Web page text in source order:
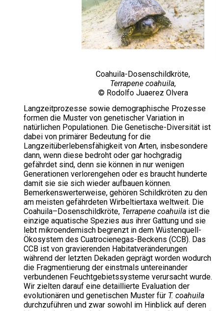
Coahuila-Dosenschildkröte,
Terrapene coahuila,
© Rodolfo Juaerez Olvera
Langzeitprozesse sowie demographische Prozesse
formen die Muster von genetischer Variation in
natürlichen Populationen. Die Genetische-Diversität ist
dabei von primärer Bedeutung for die
Langzeitüberlebensfähigkeit von Arten, insbesondere
dann, wenn diese bedroht oder gar hochgradig
gefährdet sind, denn sie können in nur wenigen
Generationen verlorengehen oder es braucht hunderte
damit sie sie sich wieder aufbauen können.
Bemerkenswerterweise, gehören Schildkröten zu den
am meisten gefährdeten Wirbeltiertaxa weltweit. Die
Coahuila–Dosenschildkröte, Terrapene coahuila ist die
einzige aquatische Spezies aus ihrer Gattung und sie
lebt mikroendemisch begrenzt in dem Wüstenquell-
Ökosystem des Cuatrocienegas-Beckens (CCB). Das
CCB ist von gravierenden Habitatveränderungen
während der letzten Dekaden geprägt worden wodurch
die Fragmentierung der einstmals untereinander
verbundenen Feuchtgebietssysteme verursacht wurde.
Wir zielten darauf eine detaillierte Evaluation der
evolutionären und genetischen Muster für T. coahuila
durchzuführen und zwar sowohl im Hinblick auf deren